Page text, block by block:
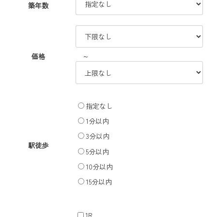
築年数
価格 ～
駅徒歩
指定なし
1分以内
3分以内
5分以内
10分以内
15分以内